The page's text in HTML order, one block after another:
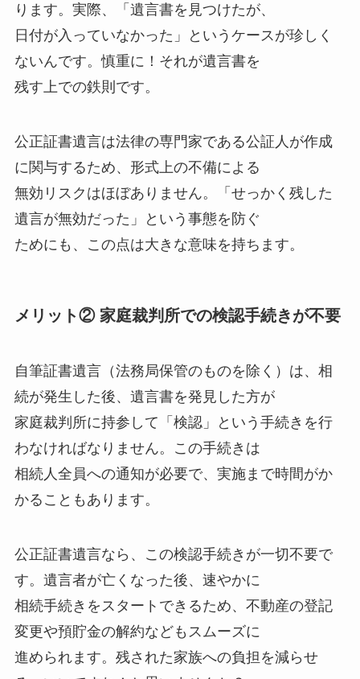
ります。実際、「遺言書を見つけたが、
日付が入っていなかった」というケースが珍しく
ないんです。慎重に！それが遺言書を
残す上での鉄則です。
公正証書遺言は法律の専門家である公証人が作成
に関与するため、形式上の不備による
無効リスクはほぼありません。「せっかく残した
遺言が無効だった」という事態を防ぐ
ためにも、この点は大きな意味を持ちます。
メリット② 家庭裁判所での検認手続きが不要
自筆証書遺言（法務局保管のものを除く）は、相
続が発生した後、遺言書を発見した方が
家庭裁判所に持参して「検認」という手続きを行
わなければなりません。この手続きは
相続人全員への通知が必要で、実施まで時間がか
かることもあります。
公正証書遺言なら、この検認手続きが一切不要で
す。遺言者が亡くなった後、速やかに
相続手続きをスタートできるため、不動産の登記
変更や預貯金の解約などもスムーズに
進められます。残された家族への負担を減らせ